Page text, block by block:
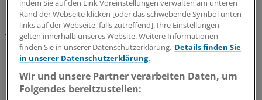
GKV-Spargesetz
Sparliste der KBV: So hoch könnten die Verluste
jeder Praxis sein
Die Kassenärztliche Bundesvereinigung hat eine Liste
vorgelegt, in der sie die möglichen finanziellen Folgen
des GKV-Spargesetzes pro Ärztin bzw. Arzt auflistet. Die
Unterschiede zwischen Haus- und Fachärzten sind groß.
indem Sie auf den Link Voreinstellungen verwalten am unteren
Rand der Webseite klicken [oder das schwebende Symbol unten
links auf der Webseite, falls zutreffend]. Ihre Einstellungen
gelten innerhalb unseres Website. Weitere Informationen
finden Sie in unserer Datenschutzerklärung. Details finden Sie
in unserer Datenschutzerklärung.
Wir und unsere Partner verarbeiten Daten, um
Folgendes bereitzustellen: